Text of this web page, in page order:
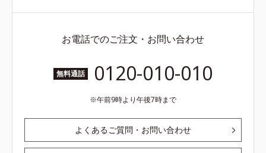
お電話でのご注文・お問い合わせ
無料通話 0120-010-010
午前9時より午後7時まで
よくあるご質問・お問い合わせ